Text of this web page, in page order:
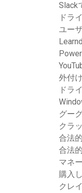
Slack
ドラ
ユー
外付
ドラ
グー
クラ
合法
合法
マネ
購入
クレ